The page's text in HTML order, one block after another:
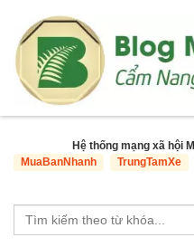
Hệ thống mạng xã hội
MuaBanNhanh
TrungTamXe